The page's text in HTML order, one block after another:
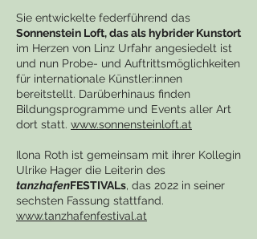
Sie entwickelte federführend das
Sonnenstein Loft, das als hybrider Kunstort
im Herzen von Linz Urfahr angesiedelt ist
und nun Probe- und Auftrittsmöglichkeiten
für internationale Künstler:innen
bereitstellt. Darüberhinaus finden
Bildungsprogramme und Events aller Art
dort statt. www.sonnensteinloft.at
Ilona Roth ist gemeinsam mit ihrer Kollegin
Ulrike Hager die Leiterin des
tanzhafenFESTIVALs, das 2022 in seiner
sechsten Fassung stattfand.
www.tanzhafenfestival.at